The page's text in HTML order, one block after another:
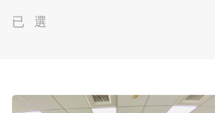
已 選